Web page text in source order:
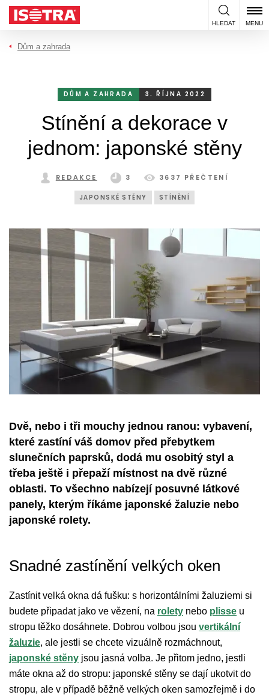
Přeskočit na obsah
HLEDAT MENU
Dům a zahrada
DŮM A ZAHRADA 3. ŘÍJNA 2022
Stínění a dekorace v
jednom: japonské stěny
REDAKCE 3 3637 PŘEČTENÍ
JAPONSKÉ STĚNY STÍNĚNÍ
Dvě, nebo i tři mouchy jednou ranou: vybavení,
které zastíní váš domov před přebytkem
slunečních paprsků, dodá mu osobitý styl a
třeba ještě i přepaží místnost na dvě různé
oblasti. To všechno nabízejí posuvné látkové
panely, kterým říkáme japonské žaluzie nebo
japonské rolety.
Snadné zastínění velkých oken
Zastínit velká okna dá fušku: s horizontálními žaluziemi si
budete připadat jako ve vězení, na rolety nebo plisse u
stropu těžko dosáhnete. Dobrou volbou jsou vertikální
žaluzie, ale jestli se chcete vizuálně rozmáchnout,
japonské stěny jsou jasná volba. Je přitom jedno, jestli
máte okna až do stropu: japonské stěny se dají ukotvit do
stropu, ale v případě běžně velkých oken samozřejmě i do